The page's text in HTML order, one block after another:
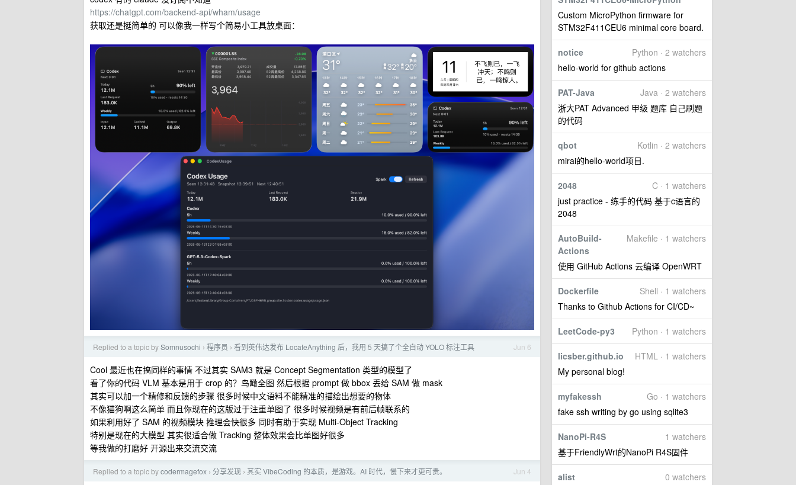
Custom MicroPython firmware for
STM32F411CEU6 minimal core board.
Python · 2 watchers
notice
hello-world for github actions
Java · 2 watchers
PAT-Java
浙大PAT Advanced 甲级 题库 自己刷题
的代码
Kotlin · 2 watchers
qbot
mirai的hello-world项目.
C · 1 watchers
2048
just practice - 练手的代码 基于c语言的
2048
Makefile · 1 watchers
AutoBuild-
Actions
使用 GitHub Actions 云编译 OpenWRT
Shell · 1 watchers
Dockerfile
Thanks to Github Actions for CI/CD~
Python · 1 watchers
LeetCode-py3
HTML · 1 watchers
licsber.github.io
My personal blog!
Go · 1 watchers
myfakessh
fake ssh writing by go using sqlite3
1 watchers
NanoPi-R4S
基于FriendlyWrt的NanoPi R4S固件
0 watchers
alist
https://chatgpt.com/backend-api/wham/usage
获取还是挺简单的 可以像我一样写个简易小工具放桌面：
Jun 6
Replied to a topic bySomnusochi › 程序员 › 看到英伟达发布 LocateAnything 后，我用 5 天搞了个全自动 YOLO 标注工具
Cool 最近也在搞同样的事情 不过其实 SAM3 就是 Concept Segmentation 类型的模型了
看了你的代码 VLM 基本是用于 crop 的？鸟瞰全图 然后根据 prompt 做 bbox 丢给 SAM 做 mask
其实可以加一个精修和反馈的步骤 很多时候中文语料不能精准的描绘出想要的物体
不像猫狗啊这么简单 而且你现在的这版过于注重单图了 很多时候视频是有前后帧联系的
如果利用好了 SAM 的视频模块 推理会快很多 同时有助于实现 Multi-Object Tracking
特别是现在的大模型 其实很适合做 Tracking 整体效果会比单图好很多
等我做的打磨好 开源出来交流交流
Jun 4
Replied to a topic bycodermagefox › 分享发现 › 其实 VibeCoding 的本质，是游戏。AI 时代，慢下来才更可贵。